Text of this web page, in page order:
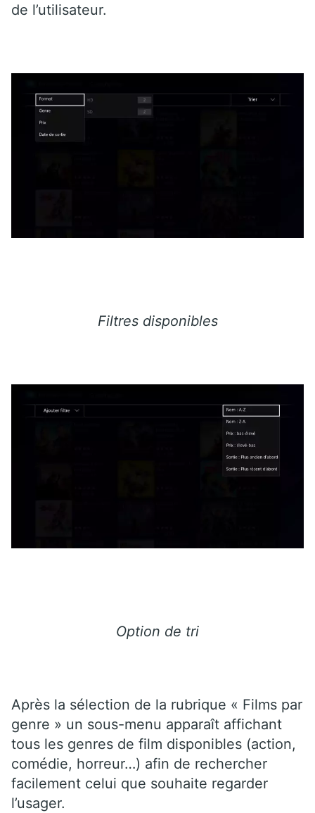
de l’utilisateur.
Filtres disponibles
Option de tri
Après la sélection de la rubrique « Films par
genre » un sous-menu apparaît affichant
tous les genres de film disponibles (action,
comédie, horreur…) afin de rechercher
facilement celui que souhaite regarder
l’usager.